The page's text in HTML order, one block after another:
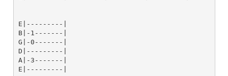
E|---------|
B|-1-------|
G|-0-------|
D|---------|
A|-3-------|
E|---------|